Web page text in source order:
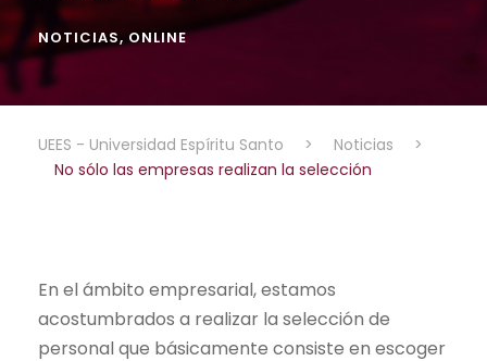
NOTICIAS, ONLINE
UEES - Universidad Espíritu Santo > Noticias
>
No sólo las empresas realizan la selección
En el ámbito empresarial, estamos
acostumbrados a realizar la selección de
personal que básicamente consiste en escoger